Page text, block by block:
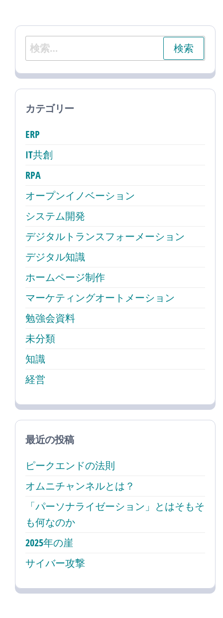
ゲ
ー
シ
ョ
ン
検
索:
カテゴリー
ERP
IT共創
RPA
オープンイノベーション
システム開発
デジタルトランスフォーメーション
デジタル知識
ホームページ制作
マーケティングオートメーション
勉強会資料
未分類
知識
経営
最近の投稿
ピークエンドの法則
オムニチャンネルとは？
「パーソナライゼーション」とはそもそ
も何なのか
2025年の崖
サイバー攻撃